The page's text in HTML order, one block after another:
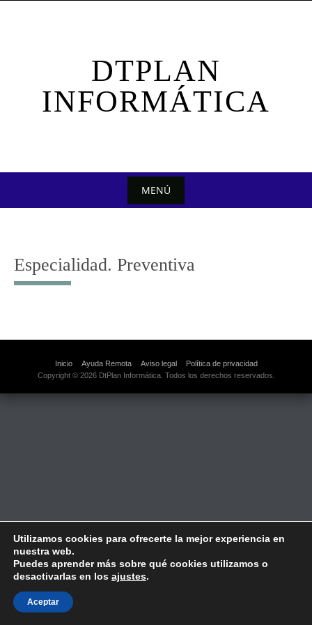
DTPLAN
INFORMÁTICA
MENÚ
contenido
Especialidad. Preventiva
Inicio Ayuda Remota Aviso legal
Política de privacidad
Copyright © 2026 DtPlan Informática. Todos los derechos reservados.
Utilizamos cookies para ofrecerte la mejor experiencia en
nuestra web.
Puedes aprender más sobre qué cookies utilizamos o
desactivarlas en los ajustes.
Aceptar